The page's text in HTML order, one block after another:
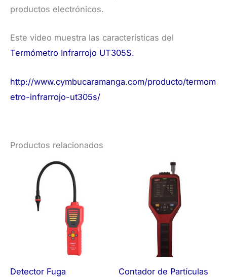
productos electrónicos.
​Este video muestra las características del
Termómetro Infrarrojo UT305S.
http://www.cymbucaramanga.com/producto/termom
etro-infrarrojo-ut305s/
Productos relacionados
Detector Fuga
Contador de Partículas